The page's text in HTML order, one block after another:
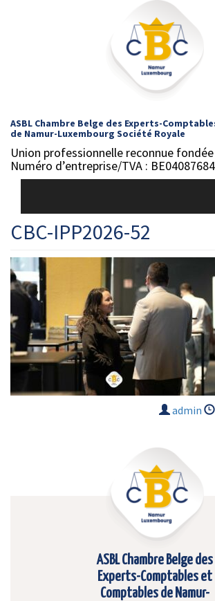
ASBL Chambre Belge des Experts-
de Namur-Luxembourg Société Royale
Union professionnelle reconnue fondée
Numéro d’entreprise/TVA :
CBC-IPP2026-52
admin
ASBL Chambre Belge des
Experts-Comptables et
Comptables de Namur-